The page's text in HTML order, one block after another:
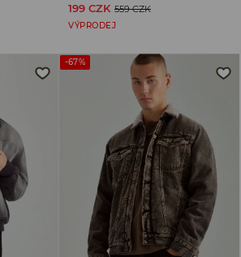
199 CZK 559 CZK
VÝPRODEJ
-67%